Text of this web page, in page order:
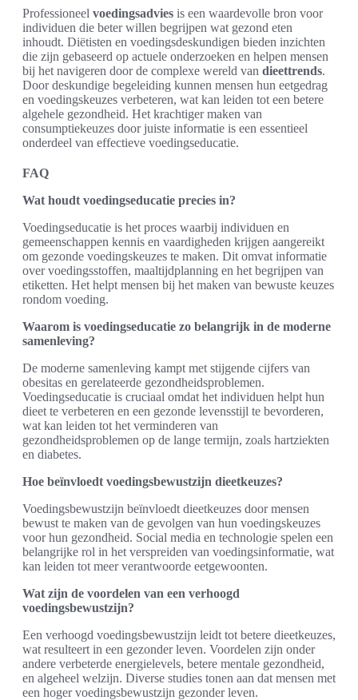
Professioneel voedingsadvies is een waardevolle bron voor
individuen die beter willen begrijpen wat gezond eten
inhoudt. Diëtisten en voedingsdeskundigen bieden inzichten
die zijn gebaseerd op actuele onderzoeken en helpen mensen
bij het navigeren door de complexe wereld van dieettrends.
Door deskundige begeleiding kunnen mensen hun eetgedrag
en voedingskeuzes verbeteren, wat kan leiden tot een betere
algehele gezondheid. Het krachtiger maken van
consumptiekeuzes door juiste informatie is een essentieel
onderdeel van effectieve voedingseducatie.
FAQ
Wat houdt voedingseducatie precies in?
Voedingseducatie is het proces waarbij individuen en
gemeenschappen kennis en vaardigheden krijgen aangereikt
om gezonde voedingskeuzes te maken. Dit omvat informatie
over voedingsstoffen, maaltijdplanning en het begrijpen van
etiketten. Het helpt mensen bij het maken van bewuste keuzes
rondom voeding.
Waarom is voedingseducatie zo belangrijk in de moderne
samenleving?
De moderne samenleving kampt met stijgende cijfers van
obesitas en gerelateerde gezondheidsproblemen.
Voedingseducatie is cruciaal omdat het individuen helpt hun
dieet te verbeteren en een gezonde levensstijl te bevorderen,
wat kan leiden tot het verminderen van
gezondheidsproblemen op de lange termijn, zoals hartziekten
en diabetes.
Hoe beïnvloedt voedingsbewustzijn dieetkeuzes?
Voedingsbewustzijn beïnvloedt dieetkeuzes door mensen
bewust te maken van de gevolgen van hun voedingskeuzes
voor hun gezondheid. Social media en technologie spelen een
belangrijke rol in het verspreiden van voedingsinformatie, wat
kan leiden tot meer verantwoorde eetgewoonten.
Wat zijn de voordelen van een verhoogd
voedingsbewustzijn?
Een verhoogd voedingsbewustzijn leidt tot betere dieetkeuzes,
wat resulteert in een gezonder leven. Voordelen zijn onder
andere verbeterde energielevels, betere mentale gezondheid,
en algeheel welzijn. Diverse studies tonen aan dat mensen met
een hoger voedingsbewustzijn gezonder leven.